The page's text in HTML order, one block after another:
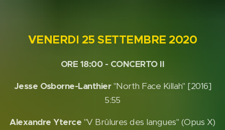
VENERDI 25 SETTEMBRE 2020
ORE 18:00 - CONCERTO II
Jesse Osborne-Lanthier"North Face Killah" [2016]
5:55
Alexandre Yterce "V Brûlures des langues" (Opus X)